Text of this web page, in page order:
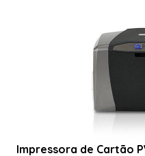
Impressora de Cartão